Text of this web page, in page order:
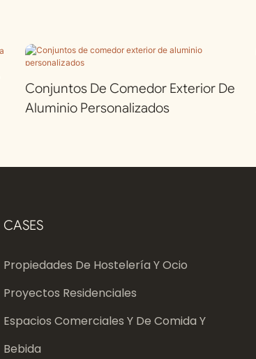
Conjuntos De Comedor Exterior De
Aluminio Personalizados
CASES
Propiedades De Hostelería Y Ocio
Proyectos Residenciales
Espacios Comerciales Y De Comida Y
Bebida